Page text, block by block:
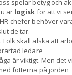
spelar betyg och
är logiskför att vi
chefer behöver
de tar.
. Folk skall älska att
ledare
är viktigt. Men det
fötterna på jorden